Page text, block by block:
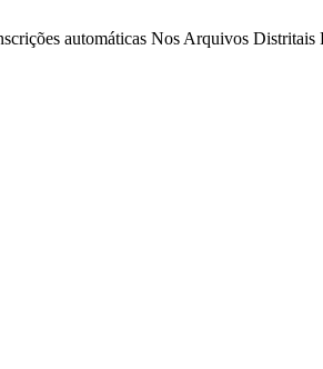
automáticas Nos Arquivos